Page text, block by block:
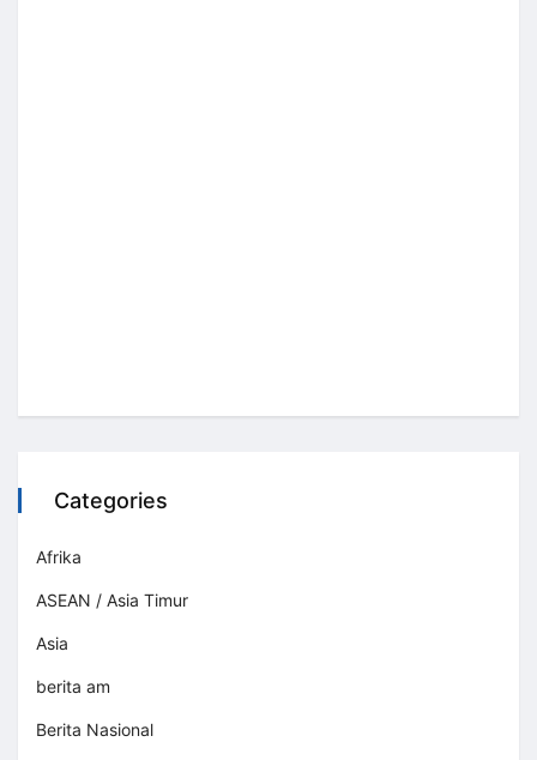
Categories
Afrika
ASEAN / Asia Timur
Asia
berita am
Berita Nasional